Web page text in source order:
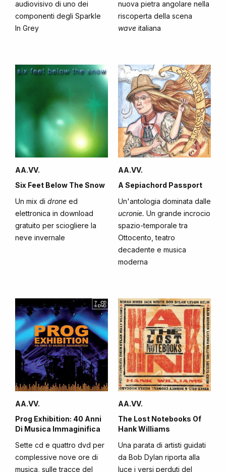
audiovisivo di uno dei
componenti degli Sparkle
In Grey
nuova pietra angolare nella
riscoperta della scena
wave italiana
AA.VV.
Six Feet Below The Snow
Un mix di drone ed
elettronica in download
gratuito per sciogliere la
neve invernale
AA.VV.
A Sepiachord Passport
Un'antologia dominata dalle
ucronie. Un grande incrocio
spazio-temporale tra
Ottocento, teatro
decadente e musica
moderna
AA.VV.
Prog Exhibition: 40 Anni
Di Musica Immaginifica
Sette cd e quattro dvd per
complessive nove ore di
musica, sulle tracce del
AA.VV.
The Lost Notebooks Of
Hank Williams
Una parata di artisti guidati
da Bob Dylan riporta alla
luce i versi perduti del